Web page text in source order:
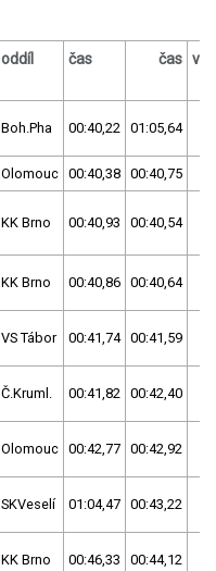
oddíl čas čas
Boh.Pha 00:40,22 01:05,64
Olomouc 00:40,38 00:40,75
KK Brno 00:40,93 00:40,54
KK Brno 00:40,86 00:40,64
VS Tábor 00:41,74 00:41,59
Č.Kruml. 00:41,82 00:42,40
Olomouc 00:42,77 00:42,92
SKVeselí 01:04,47 00:43,22
KK Brno 00:46,33 00:44,12